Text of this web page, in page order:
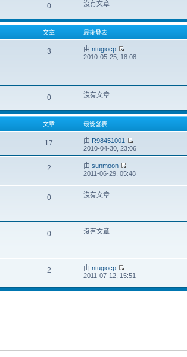
0 沒有文章
文章 最後發表
3 由ntugiocp
2010-05-25, 18:08
0 沒有文章
文章 最後發表
17 由 R98451001
2010-04-30, 23:06
2 由sunmoon
2011-06-29, 05:48
0 沒有文章
0 沒有文章
2 由ntugiocp
2011-07-12, 15:51